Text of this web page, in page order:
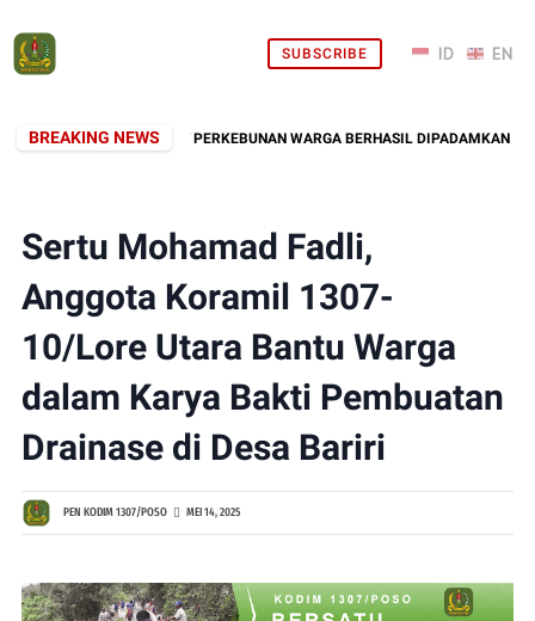
SUBSCRIBE
BREAKING NEWS
LAHAN DEKAT PERKEBUNAN WARGA BERHASIL DIPADAMKAN
Sertu Mohamad Fadli,
Anggota Koramil 1307-
10/Lore Utara Bantu Warga
dalam Karya Bakti Pembuatan
Drainase di Desa Bariri
PEN KODIM 1307/POSO MEI 14, 2025